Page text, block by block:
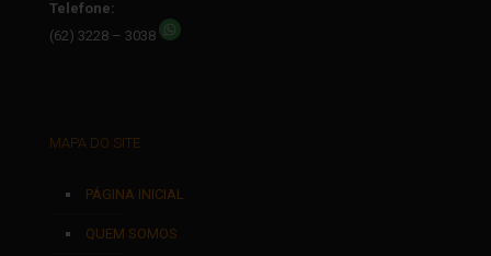
Telefone:
(62) 3228 – 3038
MAPA DO SITE
PÁGINA INICIAL
QUEM SOMOS